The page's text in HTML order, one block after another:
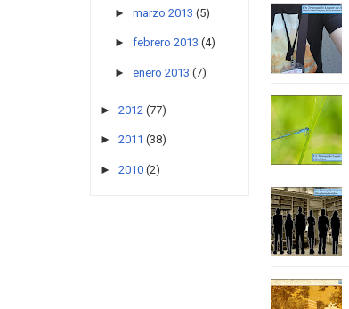
► marzo 2013 (5)
► febrero 2013 (4)
► enero 2013 (7)
► 2012 (77)
► 2011 (38)
► 2010 (2)